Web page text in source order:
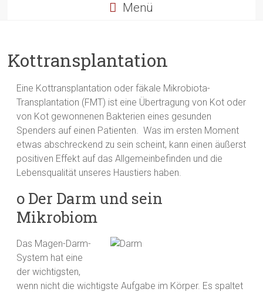
Menü
Kottransplantation
Eine Kottransplantation oder fäkale Mikrobiota-
Transplantation (FMT) ist eine Übertragung von Kot oder
von Kot gewonnenen Bakterien eines gesunden
Spenders auf einen Patienten. Was im ersten Moment
etwas abschreckend zu sein scheint, kann einen äußerst
positiven Effekt auf das Allgemeinbefinden und die
Lebensqualität unseres Haustiers haben.
o Der Darm und sein
Mikrobiom
Das Magen-Darm-
System hat eine
der wichtigsten,
wenn nicht die wichtigste Aufgabe im Körper. Es spaltet